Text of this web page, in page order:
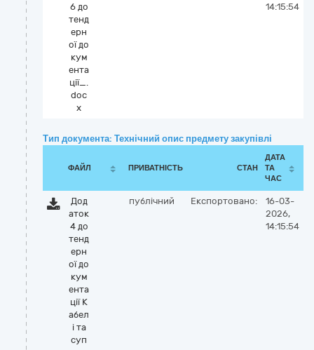
6 до
тенд
ерн
ої до
кум
ента
ції_.
doc
x
14:15:54
Тип документа: Технічний опис предмету закупівлі
ФАЙЛ ПРИВАТНІСТЬ СТАН
ДАТА
ТА
ЧАС
Дод
аток
4 до
тенд
ерн
ої до
кум
ента
ції К
абел
і та
суп
публічний Експортовано:
16-03-
2026,
14:15:54